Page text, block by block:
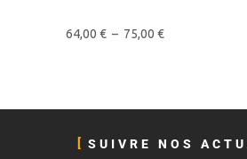
64,00 € – 75,00 €
SUIVRE NOS